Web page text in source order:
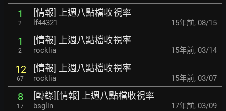
1
2
[情報] 上週八點檔收視率
lf44321 15年前, 08/15
1
2
[情報] 上週八點檔收視率
rocklia 15年前, 03/14
12
67
[情報] 上週八點檔收視率
rocklia 15年前, 03/07
8
17
[轉錄][情報] 上週八點檔收視率
bsglin 17年前, 03/09